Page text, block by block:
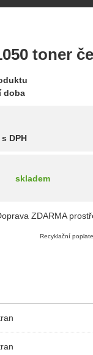
toner
doba
DPH
skladem
ZDARMA
Recyklační